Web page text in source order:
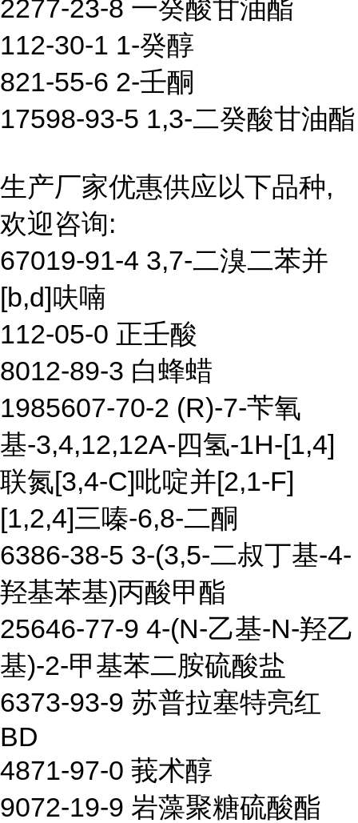
2277-23-8 一癸酸甘油酯
112-30-1 1-癸醇
821-55-6 2-壬酮
17598-93-5 1,3-二癸酸甘油酯
生产厂家优惠供应以下品种,
欢迎咨询:
67019-91-4 3,7-二溴二苯并
[b,d]呋喃
112-05-0 正壬酸
8012-89-3 白蜂蜡
1985607-70-2 (R)-7-苄氧
基-3,4,12,12A-四氢-1H-[1,4]
联氮[3,4-C]吡啶并[2,1-F]
[1,2,4]三嗪-6,8-二酮
6386-38-5 3-(3,5-二叔丁基-4-
羟基苯基)丙酸甲酯
25646-77-9 4-(N-乙基-N-羟乙
基)-2-甲基苯二胺硫酸盐
6373-93-9 苏普拉塞特亮红
BD
4871-97-0 莪术醇
9072-19-9 岩藻聚糖硫酸酯